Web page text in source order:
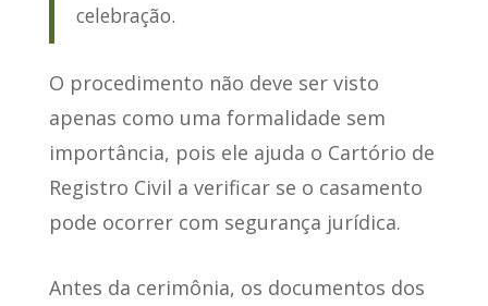
celebração.
O procedimento não deve ser visto
apenas como uma formalidade sem
importância, pois ele ajuda o Cartório de
Registro Civil a verificar se o casamento
pode ocorrer com segurança jurídica.
Antes da cerimônia, os documentos dos